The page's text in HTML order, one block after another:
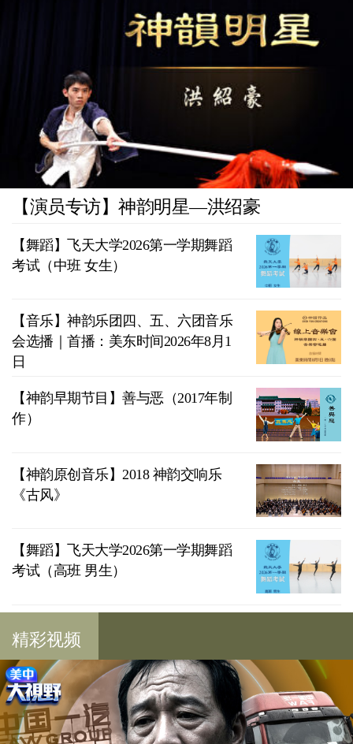
【演员专访】神韵明星—洪绍豪
【舞蹈】飞天大学2026第一学期舞蹈
考试（中班 女生）
【音乐】神韵乐团四、五、六团音乐
会选播｜首播：美东时间2026年8月1
日
【神韵早期节目】善与恶（2017年制
作）
【神韵原创音乐】2018 神韵交响乐
《古风》
【舞蹈】飞天大学2026第一学期舞蹈
考试（高班 男生）
精彩视频